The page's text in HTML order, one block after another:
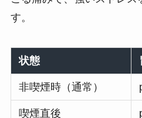
す。
状態
非喫煙時（通常）
喫煙直後